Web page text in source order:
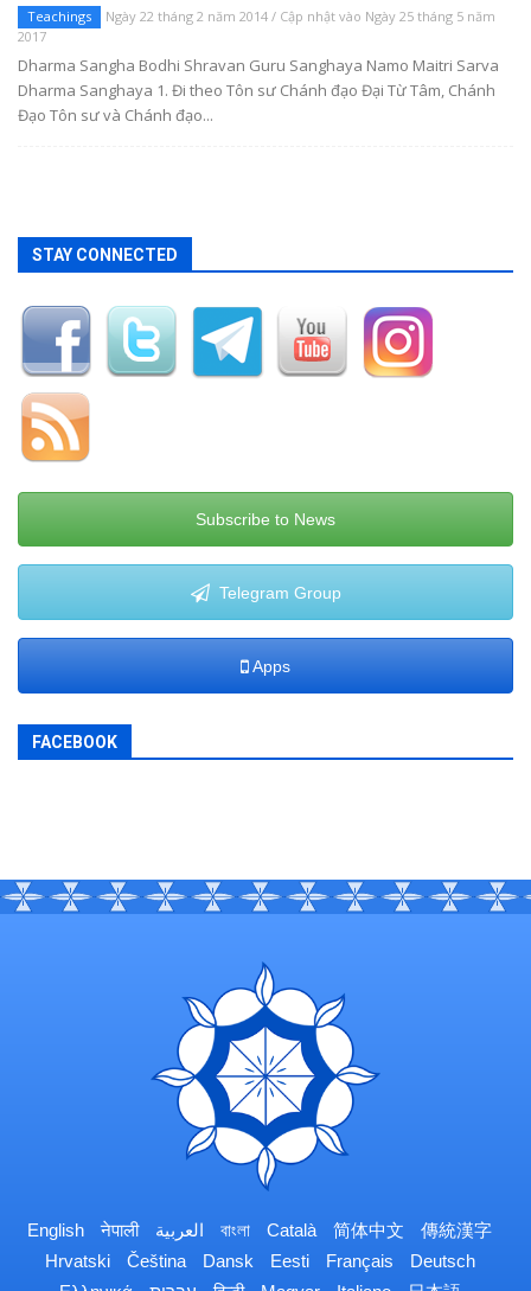
Teachings
Ngày 22 tháng 2 năm 2014 / Cập nhật vào Ngày 25 tháng 5 năm
2017
Dharma Sangha Bodhi Shravan Guru Sanghaya Namo Maitri Sarva
Dharma Sanghaya 1. Đi theo Tôn sư Chánh đạo Đại Từ Tâm, Chánh
Đạo Tôn sư và Chánh đạo...
STAY CONNECTED
Subscribe to News
Telegram Group
Apps
FACEBOOK
English नेपाली العربية বাংলা Català 简体中文
傳統漢字
Hrvatski
Čeština Dansk Eesti Français
Deutsch